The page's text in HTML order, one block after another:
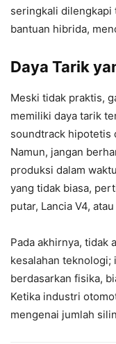
seringkali dilengkapi
bantuan hibrida,
Daya Tarik
Meski tidak praktis,
memiliki daya tarik
soundtrack hipotetis
Namun, jangan
produksi dalam
yang tidak biasa,
putar, Lancia V4,
Pada akhirnya, tidak
kesalahan teknologi;
berdasarkan fisika,
Ketika industri
mengenai jumlah